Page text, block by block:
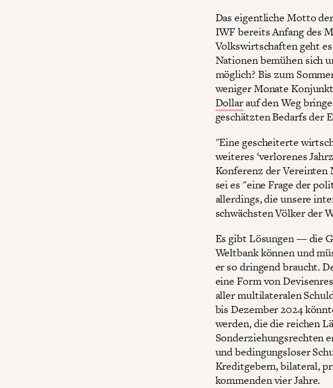
Das eigentliche Motto
IWF bereits Anfang des
Volkswirtschaften geht
Nationen bemühen sich
möglich? Bis zum
weniger Monate
Dollarauf den Weg
geschätzten Bedarfs der
"Eine gescheiterte
weiteres ‘verlorenes
Konferenz der Vereinten
sei es "eine Frage der
allerdings, die unsere
schwächsten Völker der
Es gibt Lösungen — die
Weltbank können und
er so dringend braucht.
eine Form von
aller multilateralen
bis Dezember 2024
werden, die die reichen
Sonderziehungsrechten
und bedingungsloser
Kreditgebern, bilateral,
kommenden vier Jahre.